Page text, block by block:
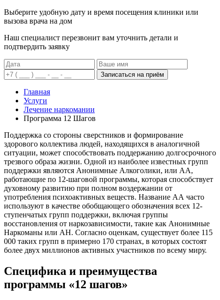
Выберите удобную дату и время посещения клиники или
вызова врача на дом
Наш специалист перезвонит вам уточнить детали и
подтвердить заявку
Записаться на приём
Главная
Услуги
Лечение наркомании
Программа 12 Шагов
Поддержка со стороны сверстников и формирование
здорового коллектива людей, находящихся в аналогичной
ситуации, может способствовать поддержанию долгосрочного
трезвого образа жизни. Одной из наиболее известных групп
поддержки являются Анонимные Алкоголики, или АА,
работающие по 12-шаговой программы, которая способствует
духовному развитию при полном воздержании от
употребления психоактивных веществ. Название АА часто
используют в качестве обобщающего обозначения всех 12-
ступенчатых групп поддержки, включая группы
восстановления от наркозависимости, такие как Анонимные
Наркоманы или АН. Согласно оценкам, существует более 115
000 таких групп в примерно 170 странах, в которых состоят
более двух миллионов активных участников по всему миру.
Специфика и преимущества
программы «12 шагов»